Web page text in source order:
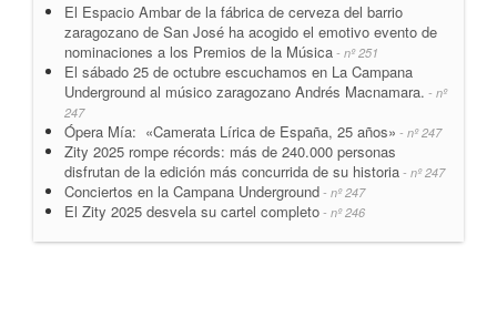
El Espacio Ambar de la fábrica de cerveza del barrio
zaragozano de San José ha acogido el emotivo evento de
nominaciones a los Premios de la Música - nº 251
El sábado 25 de octubre escuchamos en La Campana
Underground al músico zaragozano Andrés Macnamara. - nº
247
Ópera Mía: «Camerata Lírica de España, 25 años» - nº 247
Zity 2025 rompe récords: más de 240.000 personas
disfrutan de la edición más concurrida de su historia - nº 247
Conciertos en la Campana Underground - nº 247
El Zity 2025 desvela su cartel completo - nº 246